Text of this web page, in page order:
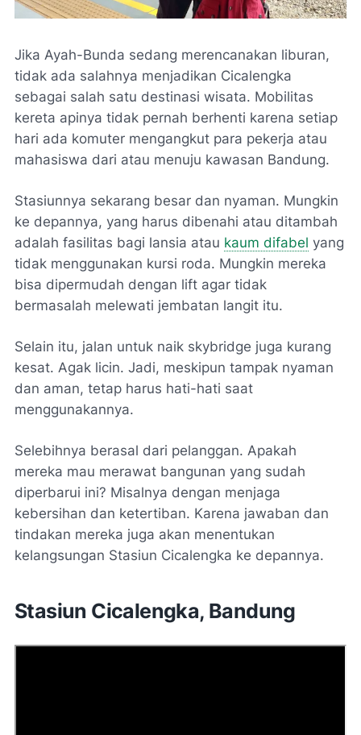
Jika Ayah-Bunda sedang merencanakan liburan,
tidak ada salahnya menjadikan Cicalengka
sebagai salah satu destinasi wisata. Mobilitas
kereta apinya tidak pernah berhenti karena setiap
hari ada komuter mengangkut para pekerja atau
mahasiswa dari atau menuju kawasan Bandung.
Stasiunnya sekarang besar dan nyaman. Mungkin
ke depannya, yang harus dibenahi atau ditambah
adalah fasilitas bagi lansia atau kaum difabel yang
tidak menggunakan kursi roda. Mungkin mereka
bisa dipermudah dengan lift agar tidak
bermasalah melewati jembatan langit itu.
Selain itu, jalan untuk naik skybridge juga kurang
kesat. Agak licin. Jadi, meskipun tampak nyaman
dan aman, tetap harus hati-hati saat
menggunakannya.
Selebihnya berasal dari pelanggan. Apakah
mereka mau merawat bangunan yang sudah
diperbarui ini? Misalnya dengan menjaga
kebersihan dan ketertiban. Karena jawaban dan
tindakan mereka juga akan menentukan
kelangsungan Stasiun Cicalengka ke depannya.
Stasiun Cicalengka, Bandung